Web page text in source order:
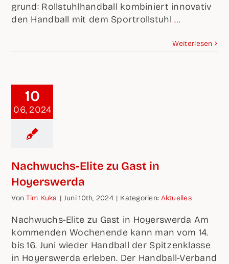
grund: Roll­stuhl­hand­ball kom­bi­niert inno­va­tiv
den Hand­ball mit dem Sport­roll­stuhl …
Wei­ter­le­sen
10
06, 2024
Nach­­wuchs-Eli­­te zu Gast in
Hoyerswerda
VonTim Kuka | Juni 10th, 2024 | Kate­go­rien: Aktu­el­les
Nach­wuchs-Eli­te zu Gast in Hoyers­wer­da Am
kom­men­den Wochen­en­de kann man vom 14.
bis 16. Juni wie­der Hand­ball der Spit­zen­klas­se
in Hoyers­wer­da erle­ben. Der Hand­ball-Ver­band